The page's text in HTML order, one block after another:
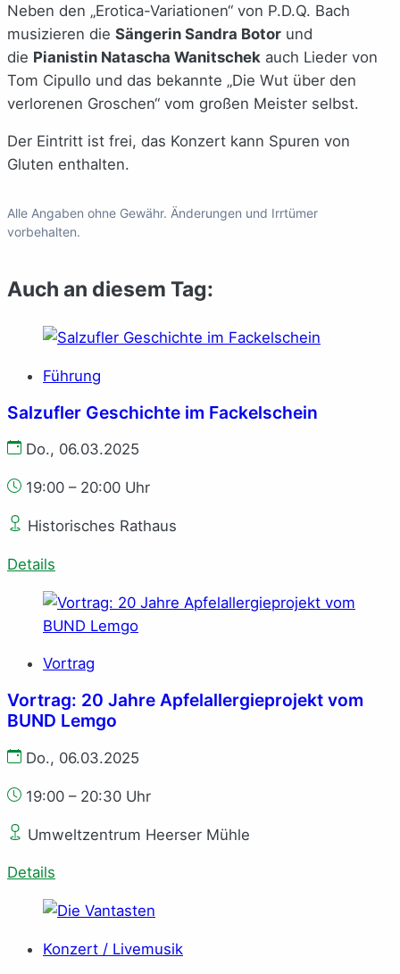
Neben den „Erotica-Variationen“ von P.D.Q. Bach
musizieren die Sängerin Sandra Botor und
die Pianistin Natascha Wanitschek auch Lieder von
Tom Cipullo und das bekannte „Die Wut über den
verlorenen Groschen“ vom großen Meister selbst.
Der Eintritt ist frei, das Konzert kann Spuren von
Gluten enthalten.
Alle Angaben ohne Gewähr. Änderungen und Irrtümer
vorbehalten.
Auch an diesem Tag:
Führung
Salzufler Geschichte im Fackelschein
Do., 06.03.2025
19:00 – 20:00 Uhr
Historisches Rathaus
Details
Vortrag
Vortrag: 20 Jahre Apfelallergieprojekt vom
BUND Lemgo
Do., 06.03.2025
19:00 – 20:30 Uhr
Umweltzentrum Heerser Mühle
Details
Konzert / Livemusik